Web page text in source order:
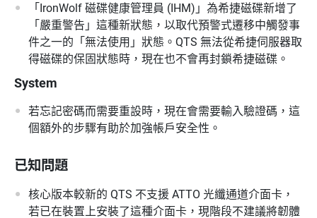
「IronWolf 磁碟健康管理員 (IHM)」為希捷磁碟新增了
「嚴重警告」這種新狀態，以取代預警式遷移中觸發事
件之一的「無法使用」狀態。QTS 無法從希捷伺服器取
得磁碟的保固狀態時，現在也不會再封鎖希捷磁碟。
System
若忘記密碼而需要重設時，現在會需要輸入驗證碼，這
個額外的步驟有助於加強帳戶安全性。
已知問題
核心版本較新的 QTS 不支援 ATTO 光纖通道介面卡，
若已在裝置上安裝了這種介面卡，現階段不建議將韌體